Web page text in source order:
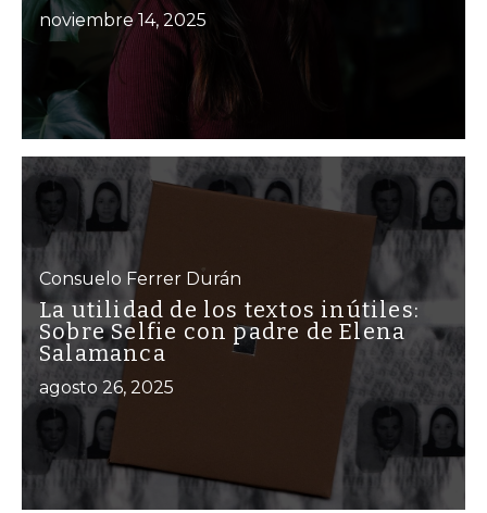
noviembre 14, 2025
Consuelo Ferrer Durán
La utilidad de los textos inútiles:
Sobre Selfie con padre de Elena
Salamanca
agosto 26, 2025